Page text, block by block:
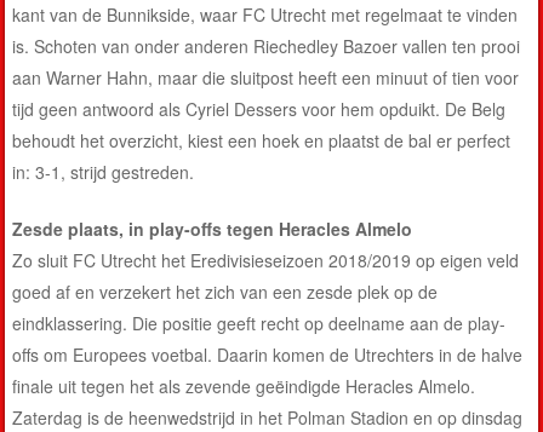
kant van de Bunnikside, waar FC Utrecht met regelmaat te vinden
is. Schoten van onder anderen Riechedley Bazoer vallen ten prooi
aan Warner Hahn, maar die sluitpost heeft een minuut of tien voor
tijd geen antwoord als Cyriel Dessers voor hem opduikt. De Belg
behoudt het overzicht, kiest een hoek en plaatst de bal er perfect
in: 3-1, strijd gestreden.
Zesde plaats, in play-offs tegen Heracles Almelo
Zo sluit FC Utrecht het Eredivisieseizoen 2018/2019 op eigen veld
goed af en verzekert het zich van een zesde plek op de
eindklassering. Die positie geeft recht op deelname aan de play-
offs om Europees voetbal. Daarin komen de Utrechters in de halve
finale uit tegen het als zevende geëindigde Heracles Almelo.
Zaterdag is de heenwedstrijd in het Polman Stadion en op dinsdag